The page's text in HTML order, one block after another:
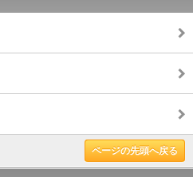
ページの先頭へ戻る